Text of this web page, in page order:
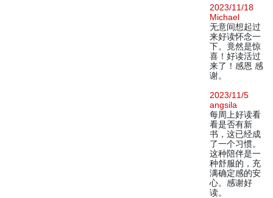
2023/11/18
Michael
无意间想起过
来好读怀念一
下。竟然是惊
喜！好读活过
来了！感恩 感
谢。
2023/11/5
angsila
每周上好读看
看是否有新
书，这已经成
了一个习惯。
这种陪伴是一
种舒服的，充
满确定感的安
心。感谢好
读。